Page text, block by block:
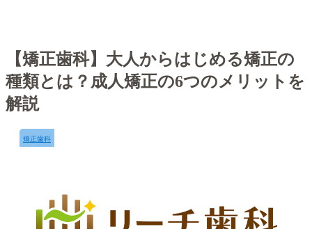
【矯正歯科】大人からはじめる矯正の
種類とは？成人矯正の6つのメリットを
解説
矯正歯科